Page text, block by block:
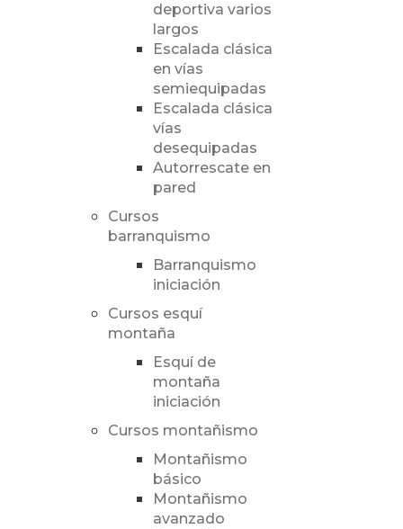
deportiva varios
largos
Escalada clásica
en vías
semiequipadas
Escalada clásica
vías
desequipadas
Autorrescate en
pared
Cursos
barranquismo
Barranquismo
iniciación
Cursos esquí
montaña
Esquí de
montaña
iniciación
Cursos montañismo
Montañismo
básico
Montañismo
avanzado